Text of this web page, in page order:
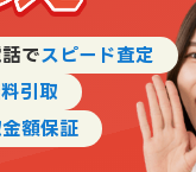
でスピード査定
引取
額保証